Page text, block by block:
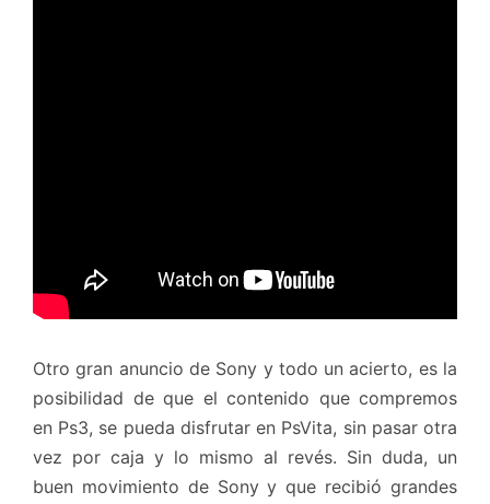
Otro gran anuncio de Sony y todo un acierto, es la
posibilidad de que el contenido que compremos
en Ps3, se pueda disfrutar en PsVita, sin pasar otra
vez por caja y lo mismo al revés. Sin duda, un
buen movimiento de Sony y que recibió grandes